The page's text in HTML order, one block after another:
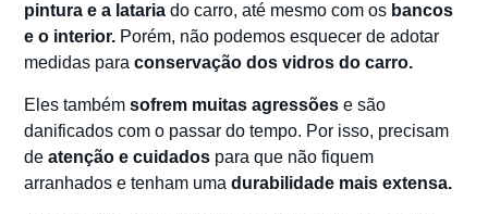
pintura e a latariado carro, até mesmo com os bancos
e o interior. Porém, não podemos esquecer de adotar
medidas paraconservação dos vidros do carro.
Eles tambémsofrem muitas agressões e são
danificados com o passar do tempo. Por isso, precisam
deatenção e cuidados para que não fiquem
arranhados e tenham umadurabilidade mais extensa.